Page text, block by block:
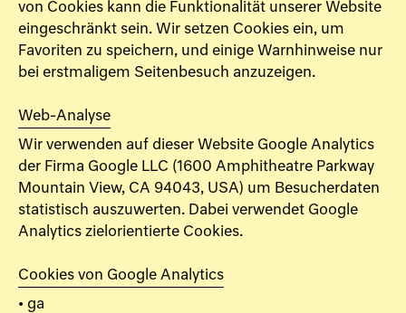
von Cookies kann die Funktionalität unserer Website
eingeschränkt sein. Wir setzen Cookies ein, um
Favoriten zu speichern, und einige Warnhinweise nur
bei erstmaligem Seitenbesuch anzuzeigen.
Web-Analyse
Wir verwenden auf dieser Website Google Analytics
der Firma Google LLC (1600 Amphitheatre Parkway
Mountain View, CA 94043, USA) um Besucherdaten
statistisch auszuwerten. Dabei verwendet Google
Analytics zielorientierte Cookies.
Cookies von Google Analytics
• ga